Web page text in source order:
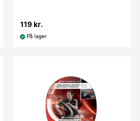
119 kr.
På lager